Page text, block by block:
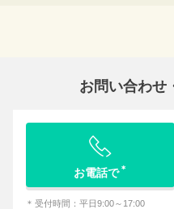
お問い合わせ
お電話で＊
＊ 受付時間：平日9:00～17:00